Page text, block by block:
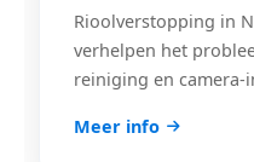
Rioolverstopping in
verhelpen het
reiniging en camera-
Meer info